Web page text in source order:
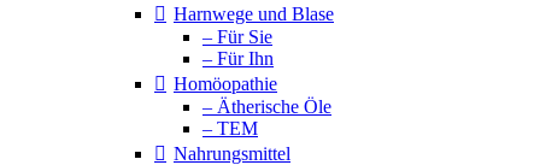
Harnwege und Blase
– Für Sie
– Für Ihn
Homöopathie
– Ätherische Öle
– TEM
Nahrungsmittel